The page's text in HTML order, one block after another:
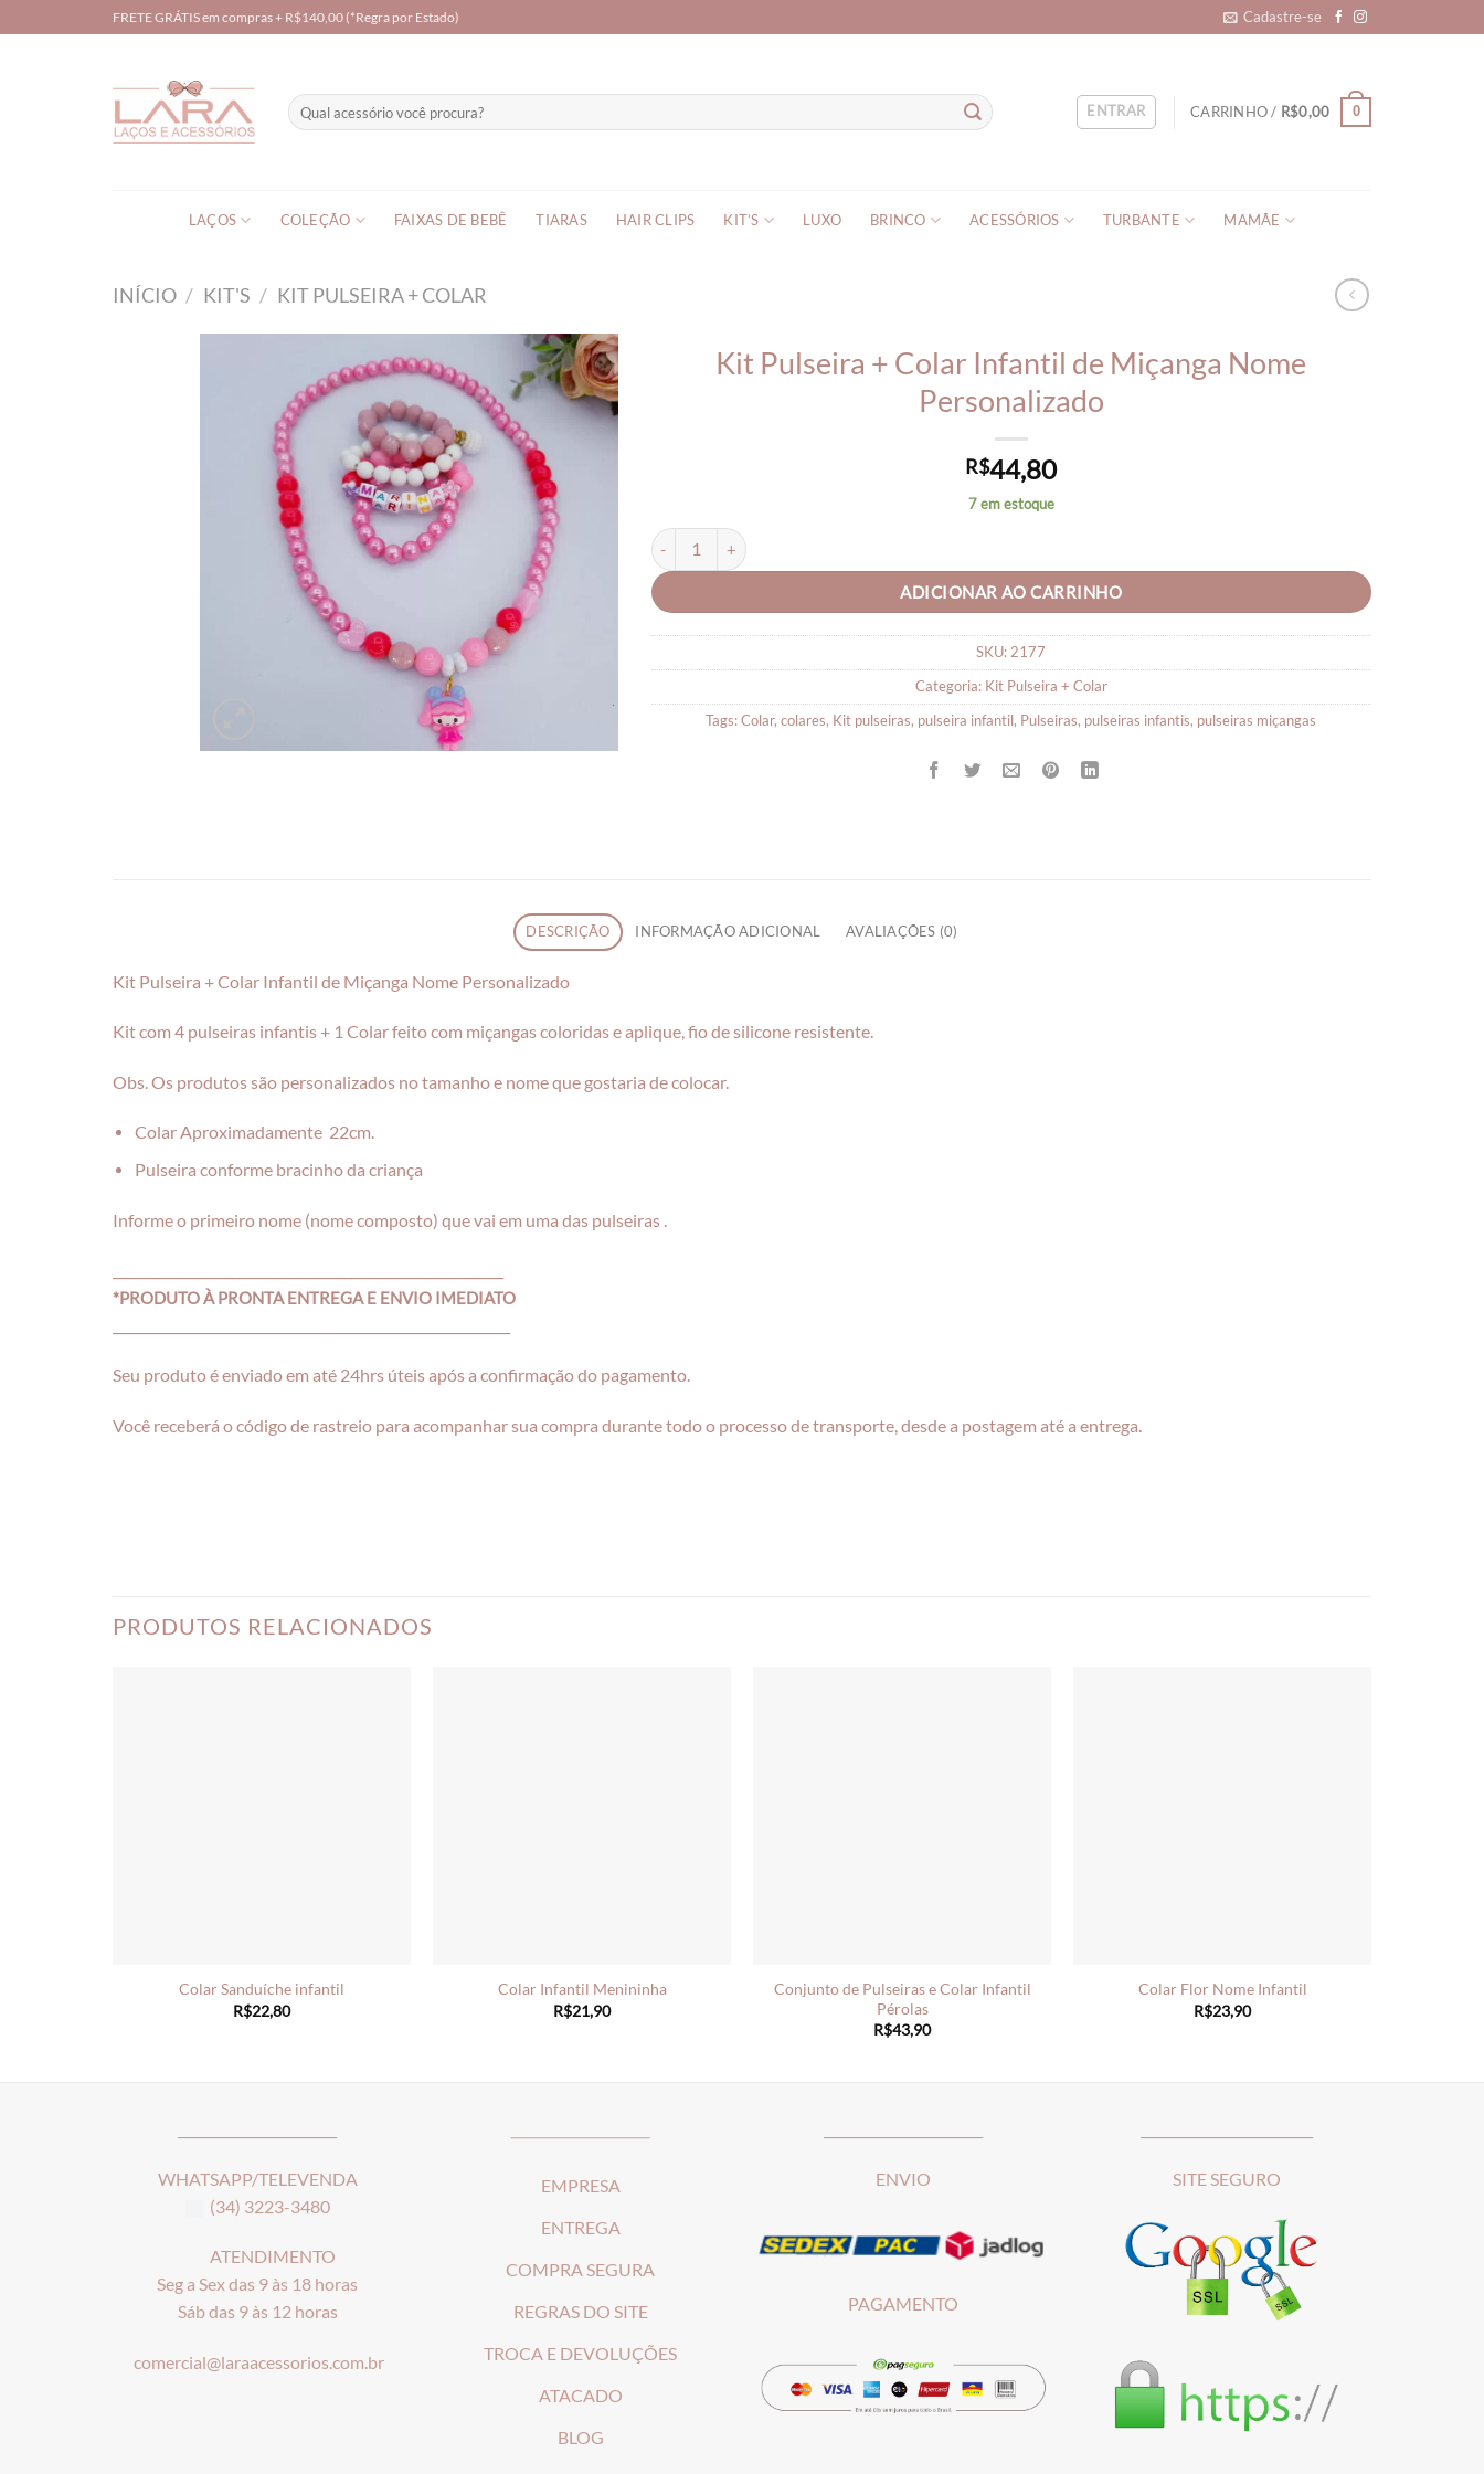
to
FRETE GRÁTIS em compras + R$140,00 (*Regra por Estado) Cadastre-se
Pesquisar
por:
ENTRAR CARRINHO / R$0,00 0
LAÇOS COLEÇÃO FAIXAS DE BEBÊ TIARAS HAIR CLIPS KIT’S LUXO BRINCO ACESSÓRIOS TURBANTE MAMÃE
INÍCIO / KIT'S / KIT PULSEIRA + COLAR
Kit Pulseira + Colar Infantil de Miçanga Nome
Personalizado
R$44,80
7 em estoque
Kit Pulseira + Colar Infantil de Miçanga Nome Personalizado quantidade
ADICIONAR AO CARRINHO
SKU:2177
Categoria: Kit Pulseira + Colar
Tags:Colar,colares, Kit pulseiras, pulseira infantil, Pulseiras, pulseiras infantis, pulseiras miçangas
DESCRIÇÃO INFORMAÇÃO ADICIONAL AVALIAÇÕES (0)
Kit Pulseira + Colar Infantil de Miçanga Nome Personalizado
Kit com 4 pulseiras infantis + 1 Colar feito com miçangas coloridas e aplique, fio de silicone resistente.
Obs. Os produtos são personalizados no tamanho e nome que gostaria de colocar.
Colar Aproximadamente 22cm.
Pulseira conforme bracinho da criança
Informe o primeiro nome (nome composto) que vai em uma das pulseiras .
*PRODUTO À PRONTA ENTREGA E ENVIO IMEDIATO
Seu produto é enviado em até 24hrs úteis após a confirmação do pagamento.
Você receberá o código de rastreio para acompanhar sua compra durante todo o processo de transporte, desde a postagem até a entrega.
PRODUTOS RELACIONADOS
Colar Sanduíche infantil
R$22,80
Colar Infantil Menininha
R$21,90
Conjunto de Pulseiras e Colar Infantil
Pérolas
R$43,90
Colar Flor Nome Infantil
R$23,90
WHATSAPP/TELEVENDA
(34) 3223-3480
ATENDIMENTO
Seg a Sex das 9 às 18 horas
Sáb das 9 às 12 horas
comercial@laraacessorios.com.br
EMPRESA
ENTREGA
COMPRA SEGURA
REGRAS DO SITE
TROCA E DEVOLUÇÕES
ATACADO
BLOG
ENVIO
PAGAMENTO
SITE SEGURO